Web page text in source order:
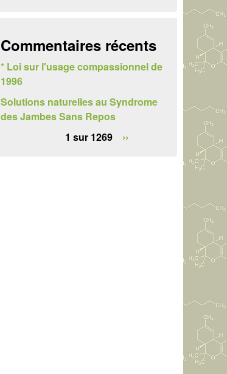
h
e
Commentaires récents
* Loi sur l'usage compassionnel de
1996
Solutions naturelles au Syndrome
des Jambes Sans Repos
1 sur 1269
››